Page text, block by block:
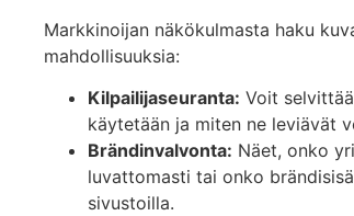
Markkinoijan näkökulmasta haku
mahdollisuuksia:
Kilpailijaseuranta: Voit
käytetään ja miten ne leviävät
Brändinvalvonta: Näet, onko
luvattomasti tai onko
sivustoilla.